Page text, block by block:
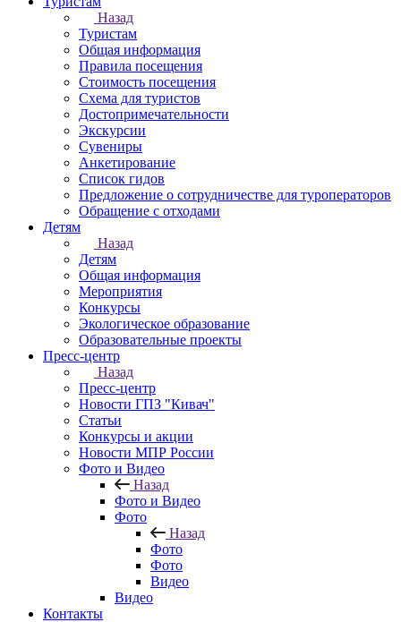
Назад
Туристам
Общая информация
Правила посещения
Стоимость посещения
Схема для туристов
Достопримечательности
Экскурсии
Сувениры
Анкетирование
Список гидов
Предложение о сотрудничестве для туроператоров
Обращение с отходами
Детям
Назад
Детям
Общая информация
Мероприятия
Конкурсы
Экологическое образование
Образовательные проекты
Пресс-центр
Назад
Пресс-центр
Новости ГПЗ "Кивач"
Статьи
Конкурсы и акции
Новости МПР России
Фото и Видео
Назад
Фото и Видео
Фото
Назад
Фото
Фото
Видео
Видео
Контакты